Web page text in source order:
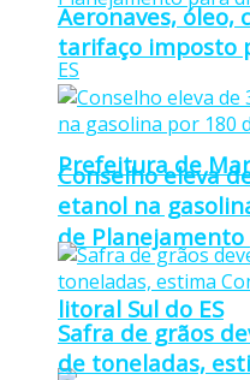
Prefeitura de
de
litoral Sul do ES
Aeronaves, óleo,
tarifaço imposto
Conselho eleva
etanol na
Safra de grãos
de toneladas,